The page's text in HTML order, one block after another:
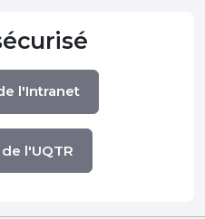
l'Intranet
l'UQTR